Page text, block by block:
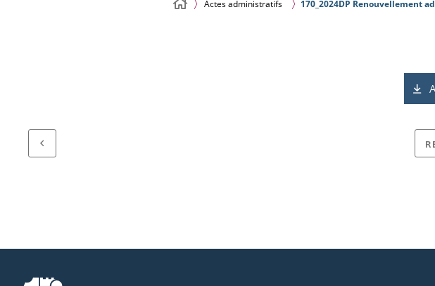
Actes administratifs 170_2024DP Renouvellement